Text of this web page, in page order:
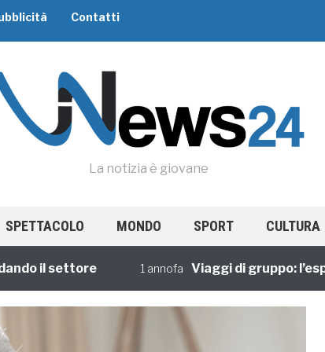
Contatti
La notizia è giovane
SPETTACOLO MONDO SPORT CULTURA
il settore 1 annofa Viaggi di gruppo: